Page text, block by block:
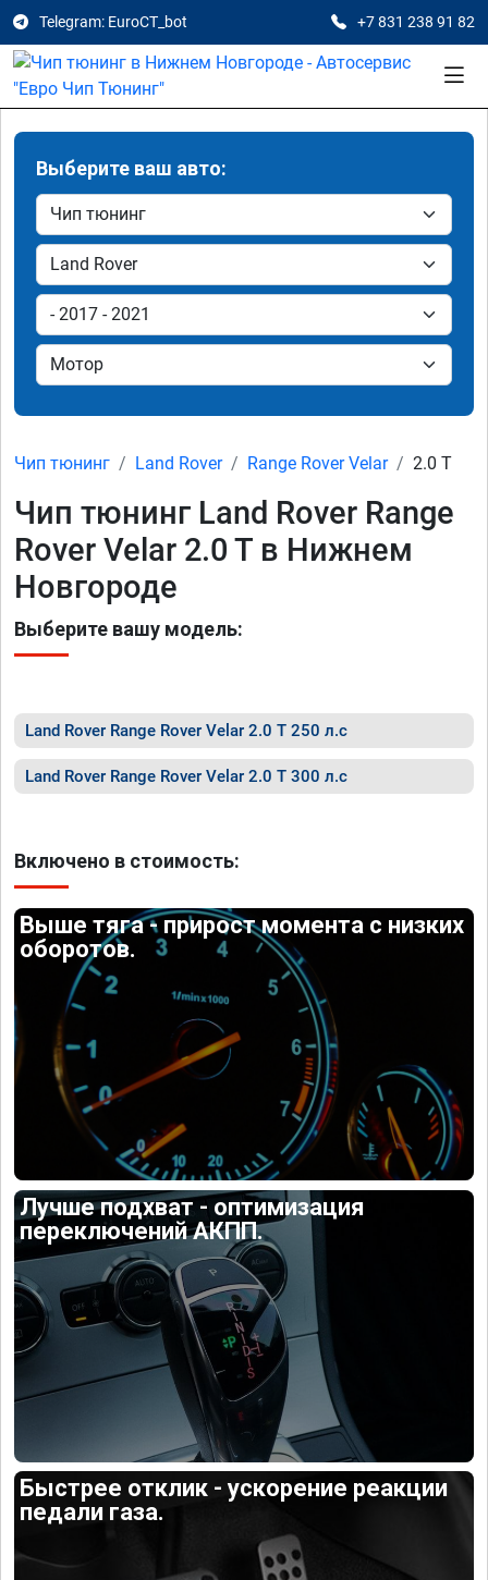
Telegram: EuroCT_bot +7 831 238 91 82
Выберите ваш авто:
Чип тюнинг Land Rover Range Rover Velar 2.0 T
Чип тюнинг Land Rover Range
Rover Velar 2.0 T в Нижнем
Новгороде
Выберите вашу модель:
Land Rover Range Rover Velar 2.0 T 250 л.с
Land Rover Range Rover Velar 2.0 T 300 л.с
Включено в стоимость:
Выше тяга - прирост момента с низких
оборотов.
Лучше подхват - оптимизация
переключений АКПП.
Быстрее отклик - ускорение реакции
педали газа.